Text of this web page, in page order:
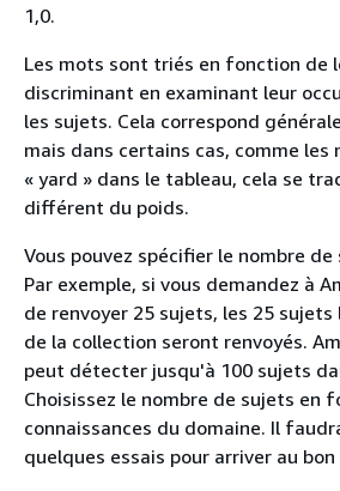
1,0.
Les mots sont triés en fonction de
discriminant en examinant leur
les sujets. Cela correspond
mais dans certains cas, comme les
« yard » dans le tableau, cela se
différent du poids.
Vous pouvez spécifier le nombre de
Par exemple, si vous demandez à
de renvoyer 25 sujets, les 25
de la collection seront renvoyés.
peut détecter jusqu'à 100 sujets
Choisissez le nombre de sujets en
connaissances du domaine. Il
quelques essais pour arriver au bon